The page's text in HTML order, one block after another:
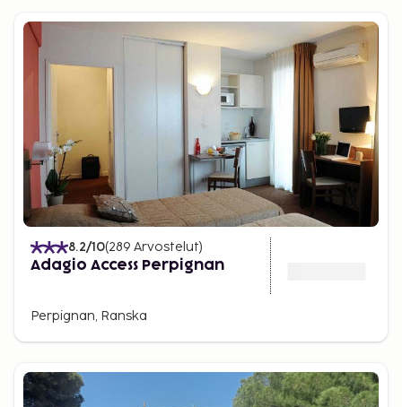
8.2/10(289 Arvostelut)
Adagio Access Perpignan
Perpignan, Ranska